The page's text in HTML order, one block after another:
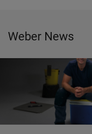
Weber News